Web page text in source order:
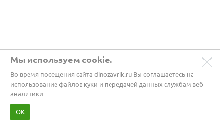
Мы используем cookie.
Во время посещения сайта dinozavrik.ru Вы соглашаетесь на
использование файлов куки и передачей данных службам веб-
аналитики
ОК